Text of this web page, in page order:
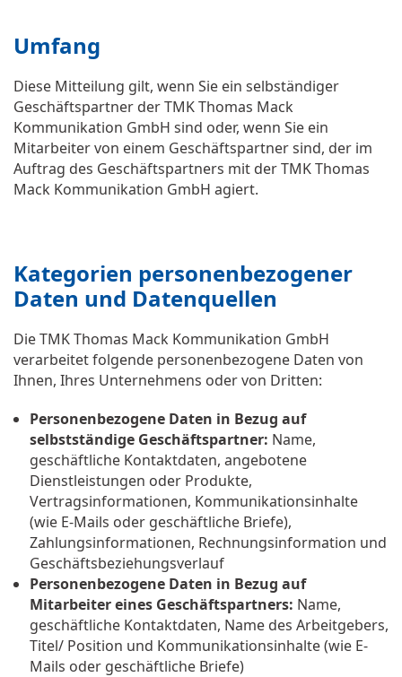
Umfang
Diese Mitteilung gilt, wenn Sie ein selbständiger
Geschäftspartner der TMK Thomas Mack
Kommunikation GmbH sind oder, wenn Sie ein
Mitarbeiter von einem Geschäftspartner sind, der im
Auftrag des Geschäftspartners mit der TMK Thomas
Mack Kommunikation GmbH agiert.
Kategorien personenbezogener
Daten und Datenquellen
Die TMK Thomas Mack Kommunikation GmbH
verarbeitet folgende personenbezogene Daten von
Ihnen, Ihres Unternehmens oder von Dritten:
Personenbezogene Daten in Bezug auf
selbstständige Geschäftspartner: Name,
geschäftliche Kontaktdaten, angebotene
Dienstleistungen oder Produkte,
Vertragsinformationen, Kommunikationsinhalte
(wie E-Mails oder geschäftliche Briefe),
Zahlungsinformationen, Rechnungsinformation und
Geschäftsbeziehungsverlauf
Personenbezogene Daten in Bezug auf
Mitarbeiter eines Geschäftspartners: Name,
geschäftliche Kontaktdaten, Name des Arbeitgebers,
Titel/ Position und Kommunikationsinhalte (wie E-
Mails oder geschäftliche Briefe)